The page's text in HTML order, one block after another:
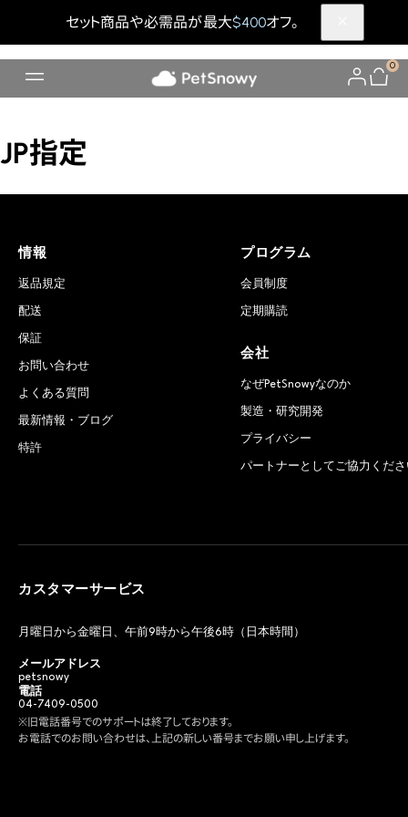
セット商品や必需品が最大$400オフ。
0
JP指定
情報
返品規定
配送
保証
お問い合わせ
よくある質問
最新情報・ブログ
特許
プログラム
会員制度
定期購読
会社
なぜPetSnowyなのか
製造・研究開発
プライバシー
パートナーとしてご協力くださ
カスタマーサービス
月曜日から金曜日、午前9時から午後6時（日本時間）
メールアドレス
petsnowy
電話
04-7409-0500
※旧電話番号でのサポートは終了しております。
お電話でのお問い合わせは、上記の新しい番号までお願い申し上げます。